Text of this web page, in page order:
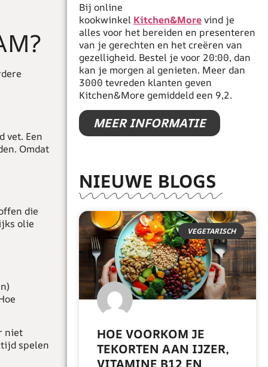
vet. Een
Omdat
die
olie
niet
spelen
Bij online
kookwinkel Kitchen&Morevind je
alles voor het bereiden en presenteren
van je gerechten en het creëren van
gezelligheid. Bestel je voor 20:00, dan
kan je morgen al genieten. Meer dan
3000 tevreden klanten geven
Kitchen&More gemiddeld een 9,2.
MEER INFORMATIE
NIEUWE BLOGS
VEGETARISCH
HOE VOORKOM JE
TEKORTEN AAN IJZER,